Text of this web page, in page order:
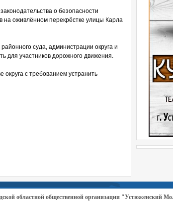
о безопасности
на оживлённом перекрёстке улицы Карла
суда, администрации округа и
для участников дорожного движения.
округа с требованием устранить
областной общественной организации "Устюженский